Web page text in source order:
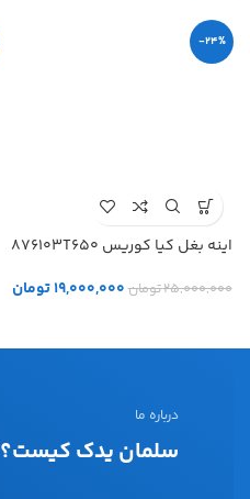
-24%
اینه بغل کیا کوریس 876103T650
25,000,000تومان19,000,000تومان
درباره ما
سلمان یدک کیست؟